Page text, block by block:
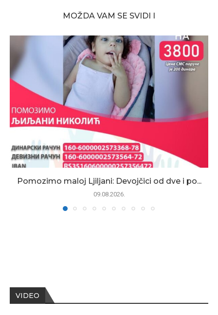
MOŽDA VAM SE SVIDI I
Pomozimo maloj Ljiljani: Devojčici od dve i po...
09.08.2026.
VIDEO